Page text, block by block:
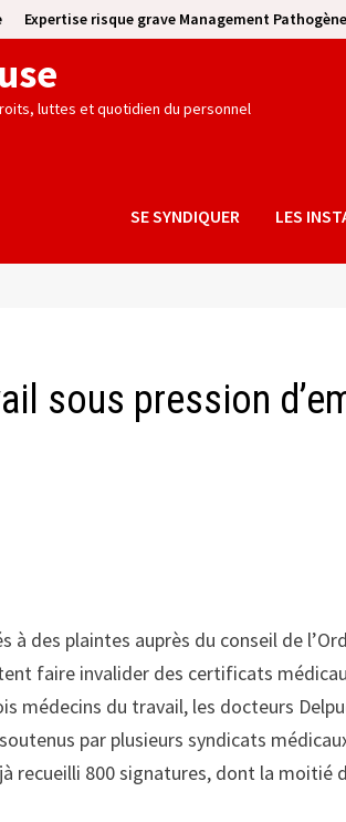
Expertise risque grave Management
luttes et quotidien du personnel
SE SYNDIQUER LES
sous pression
des plaintes auprès du conseil de
faire invalider des certificats
médecins du travail, les docteurs
par plusieurs syndicats
recueilli 800 signatures, dont la moitié